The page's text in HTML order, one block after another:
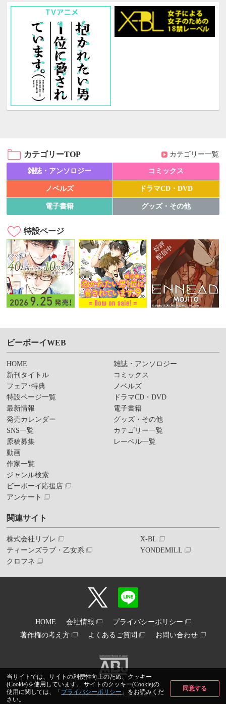
当サイトでは、サイトの利便性向上のため、クッキー
(Cookie)を使用しています。 サイトのクッキー(Cookie)の
使用に関しては、「 プライバシーポリシー 」をお読みくだ
さい。
同意する
カテゴリーTOP カテゴリー一覧
雑誌・アンソロジー コミックス
ノベルズ ドラマCD・DVD
電子書籍 グッズ・その他
特設ページ
ビーボーイWEB
HOME
新刊タイトル
フェア･特典
特設ページ一覧
最新情報
発売カレンダー
SNS一覧
原稿募集
動画
作家一覧
ジャンル検索
ビーボーイ応援店
アンケート
雑誌・アンソロジー
コミックス
ノベルズ
ドラマCD・DVD
電子書籍
グッズ・その他
カテゴリー一覧
レーベル一覧
関連サイト
株式会社リブレ
ティーンズラブ・乙女系
クロフネ
X-BL
YONDEMILL
HOME 会社情報
プライバシーポリシー
著作権の考え方
よくあるご質問 お問い合わせ
Copyright© libre inc. All Rights Reserved.